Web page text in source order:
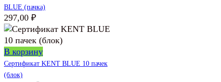
BLUE (пачка)
297,00 ₽
В корзину
Сертификат KENT BLUE 10 пачек
(блок)